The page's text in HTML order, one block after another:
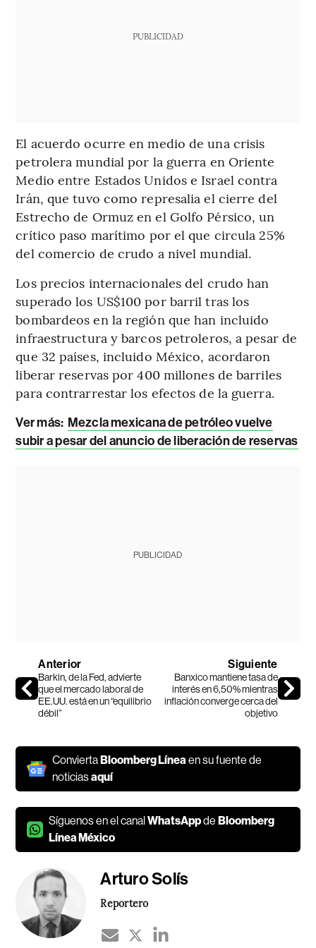
PUBLICIDAD
El acuerdo ocurre en medio de una crisis
petrolera mundial por la guerra en Oriente
Medio entre Estados Unidos e Israel contra
Irán, que tuvo como represalia el cierre del
Estrecho de Ormuz en el Golfo Pérsico, un
crítico paso marítimo por el que circula 25%
del comercio de crudo a nivel mundial.
Los precios internacionales del crudo han
superado los US$100 por barril tras los
bombardeos en la región que han incluido
infraestructura y barcos petroleros, a pesar de
que 32 países, incluido México, acordaron
liberar reservas por 400 millones de barriles
para contrarrestar los efectos de la guerra.
Ver más: Mezcla mexicana de petróleo vuelve
subir a pesar del anuncio de liberación de reservas
PUBLICIDAD
Anterior
Barkin, de la Fed, advierte
que el mercado laboral de
EE.UU. está en un “equilibrio
débil”
Siguiente
Banxico mantiene tasa de
interés en 6,50% mientras
inflación converge cerca del
objetivo
ConviertaBloomberg Líneaen su fuente de
noticiasaquí
Síguenos en el canalWhatsAppdeBloomberg
Línea México
Arturo Solís
Reportero